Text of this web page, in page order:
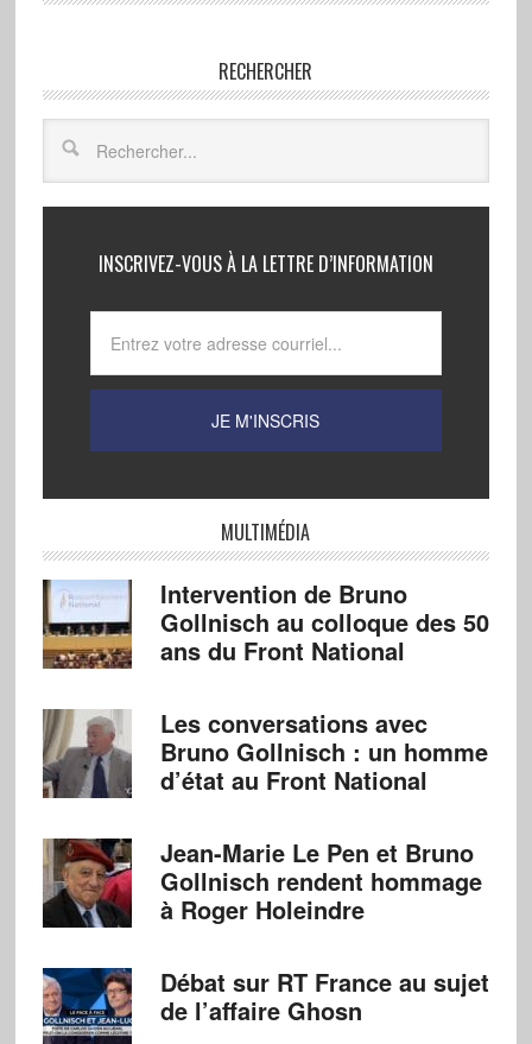
RECHERCHER
INSCRIVEZ-VOUS À LA LETTRE D’INFORMATION
MULTIMÉDIA
Intervention de Bruno
Gollnisch au colloque des 50
ans du Front National
Les conversations avec
Bruno Gollnisch : un homme
d’état au Front National
Jean-Marie Le Pen et Bruno
Gollnisch rendent hommage
à Roger Holeindre
Débat sur RT France au sujet
de l’affaire Ghosn